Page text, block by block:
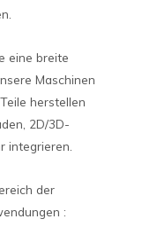
eine breite
Maschinen
herstellen
2D/3D-
integrieren.
der
: